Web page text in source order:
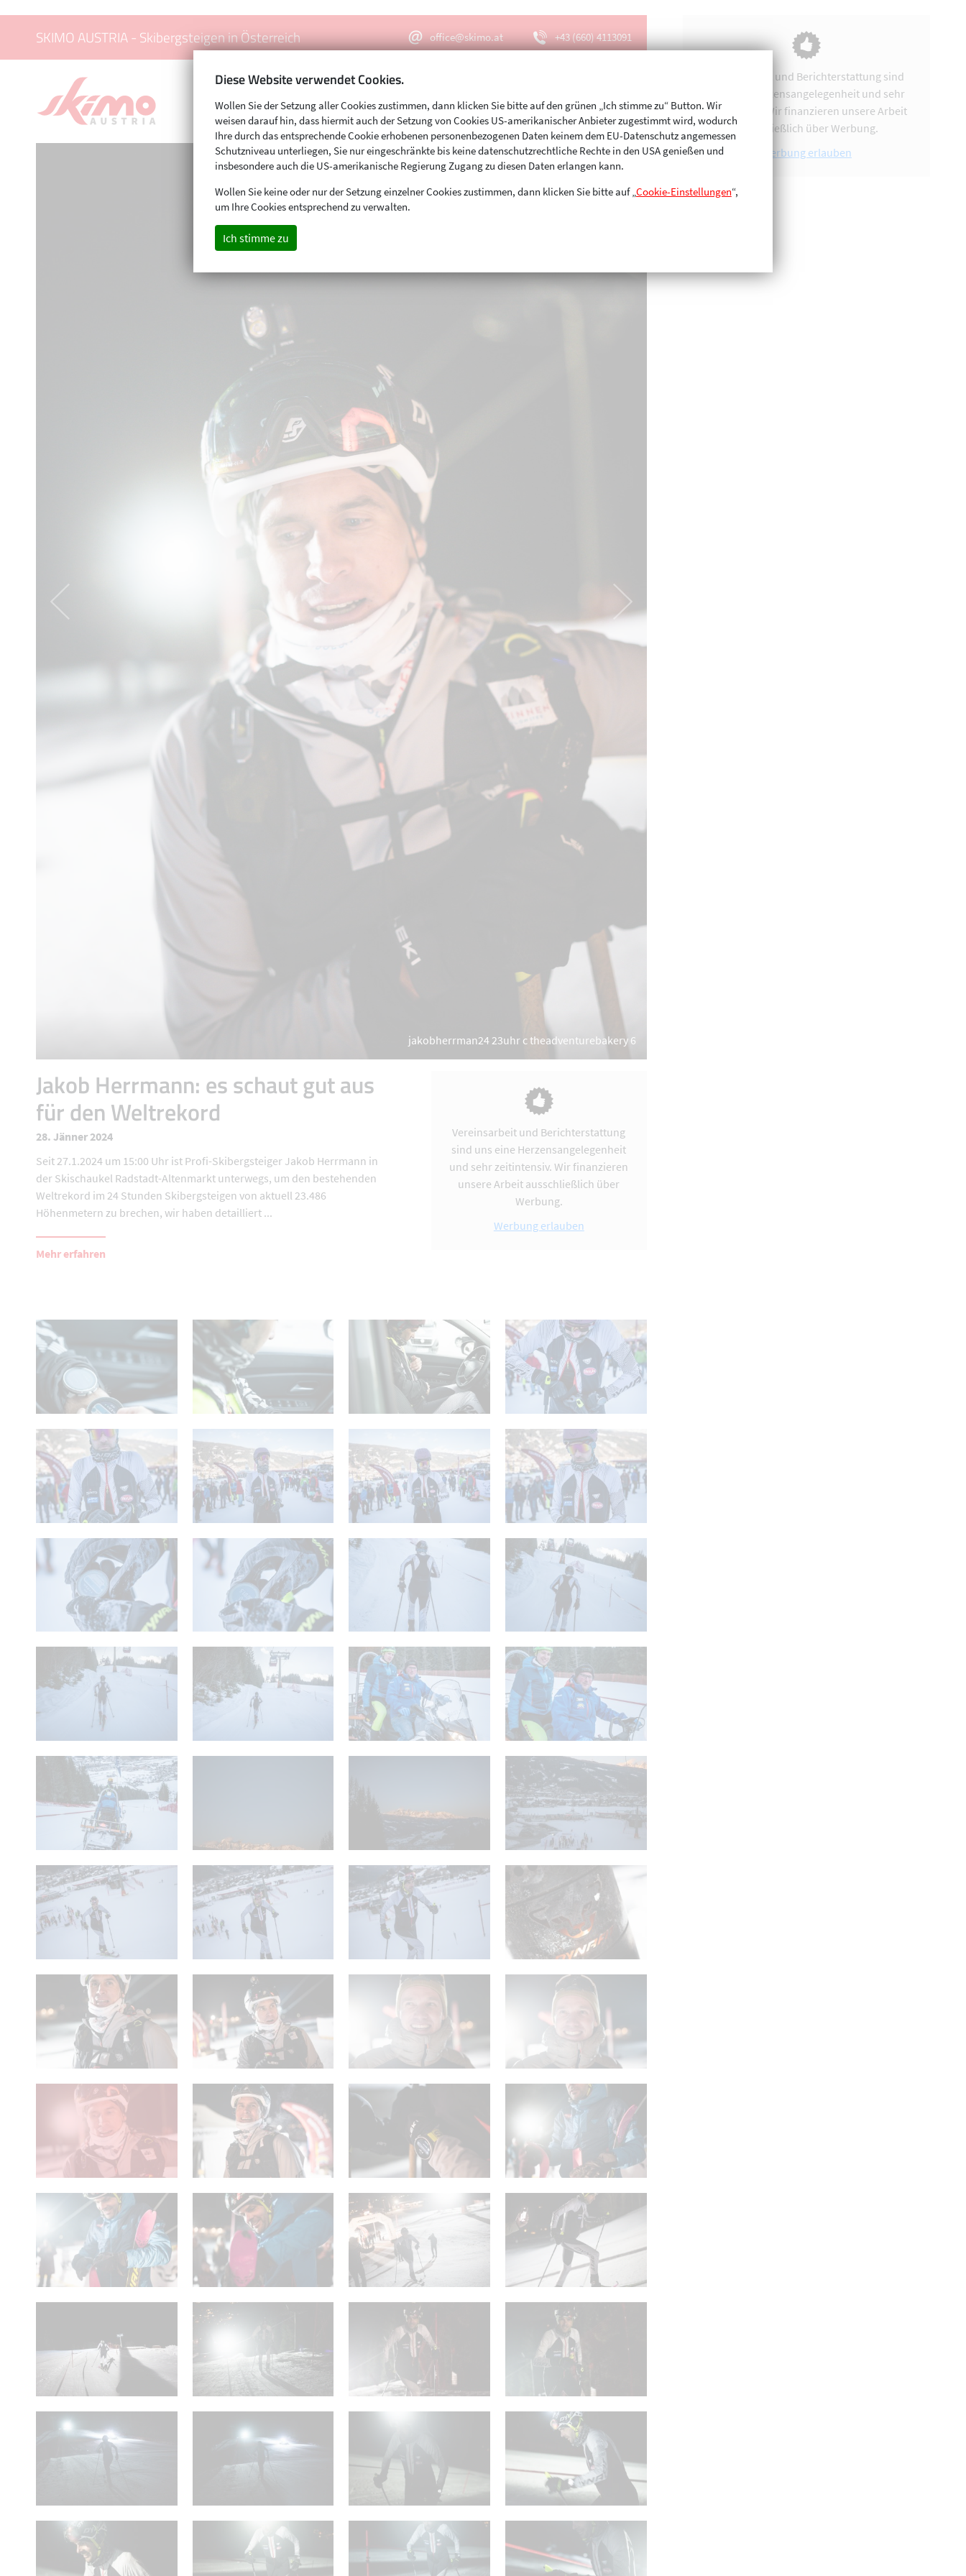
SKIMO AUSTRIA - Skibergsteigen in Österreich office@skimo.at +43 (660) 4113091
Menu
jakobherrman24 23uhr c theadventurebakery 6
Jakob Herrmann: es schaut gut aus
für den Weltrekord
28. Jänner 2024
Seit 27.1.2024 um 15:00 Uhr ist Profi-Skibergsteiger Jakob Herrmann in
der Skischaukel Radstadt-Altenmarkt unterwegs, um den bestehenden
Weltrekord im 24 Stunden Skibergsteigen von aktuell 23.486
Höhenmetern zu brechen, wir haben detailliert ...
Mehr erfahren
Vereinsarbeit und Berichterstattung
sind uns eine Herzensangelegenheit
und sehr zeitintensiv. Wir finanzieren
unsere Arbeit ausschließlich über
Werbung.
Werbung erlauben
Vereinsarbeit und Berichterstattung sind
uns eine Herzensangelegenheit und sehr
zeitintensiv. Wir finanzieren unsere Arbeit
ausschließlich über Werbung.
Werbung erlauben
Diese Website verwendet Cookies.
Wollen Sie der Setzung aller Cookies zustimmen, dann klicken Sie bitte auf den grünen „Ich stimme zu“ Button. Wir
weisen darauf hin, dass hiermit auch der Setzung von Cookies US-amerikanischer Anbieter zugestimmt wird, wodurch
Ihre durch das entsprechende Cookie erhobenen personenbezogenen Daten keinem dem EU-Datenschutz angemessen
Schutzniveau unterliegen, Sie nur eingeschränkte bis keine datenschutzrechtliche Rechte in den USA genießen und
insbesondere auch die US-amerikanische Regierung Zugang zu diesen Daten erlangen kann.
Wollen Sie keine oder nur der Setzung einzelner Cookies zustimmen, dann klicken Sie bitte auf „Cookie-Einstellungen“,
um Ihre Cookies entsprechend zu verwalten.
Ich stimme zu